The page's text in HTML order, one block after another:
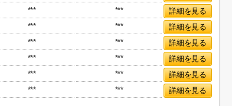
*** ***
詳細を見る
*** ***
詳細を見る
*** ***
詳細を見る
*** ***
詳細を見る
*** ***
詳細を見る
*** *** 詳細を見る